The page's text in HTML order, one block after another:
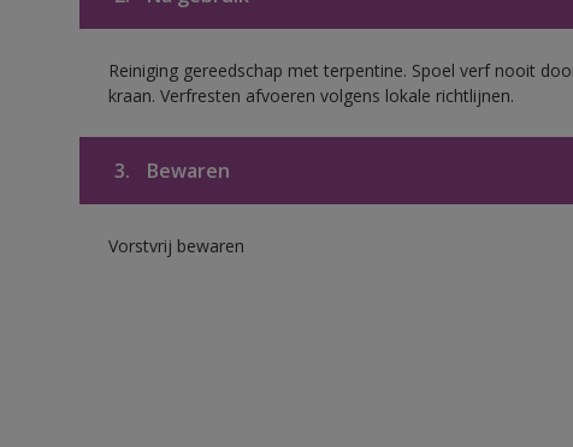
Reiniging gereedschap met terpentine. Spoel verf nooit
kraan. Verfresten afvoeren volgens lokale richtlijnen.
3. Bewaren
Vorstvrij bewaren